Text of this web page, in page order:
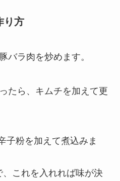
り方
バラ肉を炒めます。
たら、キムチを加えて更
子粉を加えて煮込みま
これを入れれば味が決